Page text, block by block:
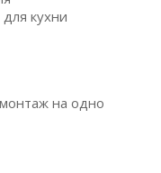
кухни
на одно